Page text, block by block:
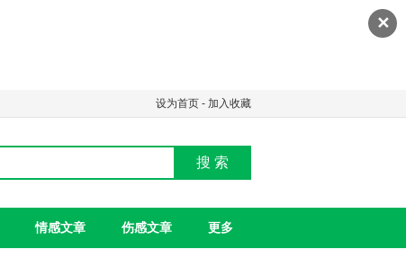
✕
设为首页 - 加入收藏
搜 索
情感文章 伤感文章 更多